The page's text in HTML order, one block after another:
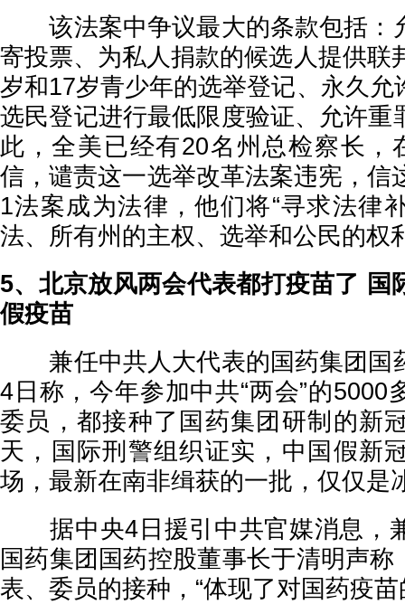
该法案中争议最大的条款包括：
寄投票、为私人捐款的候选人提供联
岁和17岁青少年的选举登记、永久允
选民登记进行最低限度验证、允许重
此，全美已经有20名州总检察长，
信，谴责这一选举改革法案违宪，信
1法案成为法律，他们将“寻求法律
法、所有州的主权、选举和公民的权
5、北京放风两会代表都打疫苗了 国
假疫苗
兼任中共人大代表的国药集团国
4日称，今年参加中共“两会”的5000
委员，都接种了国药集团研制的新
天，国际刑警组织证实，中国假新
场，最新在南非缉获的一批，仅仅是
据中央4日援引中共官媒消息，
国药集团国药控股董事长于清明声称
表、委员的接种，“体现了对国药疫